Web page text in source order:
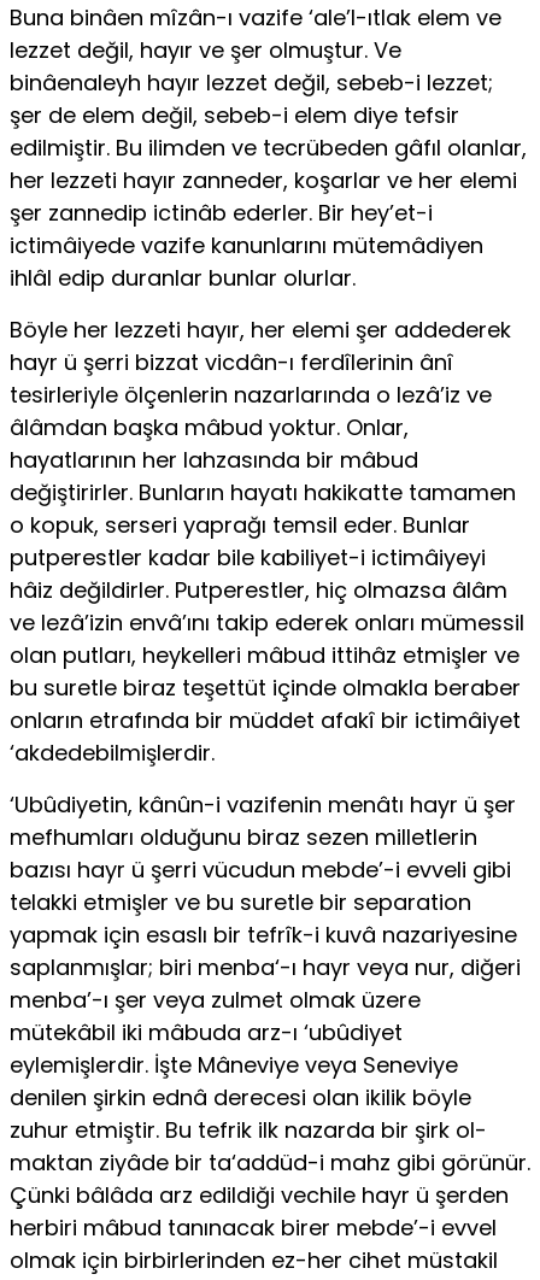
Buna binâen mîzân-ı vazife ‘ale’l-ıtlak elem ve
lezzet değil, hayır ve şer olmuştur. Ve
binâenaleyh hayır lezzet değil, sebeb-i lez­zet;
şer de elem değil, sebeb-i elem diye tefsir
edilmiştir. Bu ilimden ve tecrübeden gâfıl olanlar,
her lezzeti hayır zanneder, koşarlar ve her elemi
şer zannedip ictinâb ederler. Bir hey’et-i
ictimâiyede vazife kanunlarını mütemâdiyen
ihlâl edip duranlar bunlar olurlar.
Böyle her lezzeti hayır, her elemi şer addederek
hayr ü şerri bizzat vicdân-ı ferdîlerinin ânî
tesirleriyle ölçenlerin nazarlarında o lezâ’iz ve
âlâmdan başka mâbud yoktur. Onlar,
hayatlarının her lahzasında bir mâbud
değiştirirler. Bunların hayatı hakikatte tamamen
o kopuk, serseri yaprağı temsil eder. Bunlar
putperestler kadar bile kabiliyet-i ictimâiyeyi
hâiz değildirler. Putperestler, hiç olmazsa âlâm
ve lezâ’izin envâ’ını ta­kip ederek onları mümessil
olan putları, heykelleri mâbud ittihâz etmişler ve
bu suretle biraz teşettüt içinde olmakla beraber
onların etrafında bir müddet afakî bir ictimâiyet
‘akdedebilmişlerdir.
‘Ubûdiyetin, kânûn-i vazifenin menâtı hayr ü şer
mefhumları oldu­ğunu biraz sezen milletlerin
bazısı hayr ü şerri vücudun mebde’-i evve­li gibi
telakki etmişler ve bu suretle bir separation
yapmak için esaslı bir tefrîk-i kuvâ nazariyesine
saplanmışlar; biri menba‘-ı hayr veya nur, di­ğeri
menba’-ı şer veya zulmet olmak üzere
mütekâbil iki mâbuda arz-ı ‘ubûdiyet
eylemişlerdir. İşte Mâneviye veya Seneviye
denilen şirkin ednâ derecesi olan ikilik böyle
zuhur etmiştir. Bu tefrik ilk nazarda bir şirk ol­
maktan ziyâde bir ta‘addüd-i mahz gibi görünür.
Çünki bâlâda arz edil­diği vechile hayr ü şerden
herbiri mâbud tanınacak birer mebde’-i evvel
olmak için birbirlerinden ez-her cihet müstakil